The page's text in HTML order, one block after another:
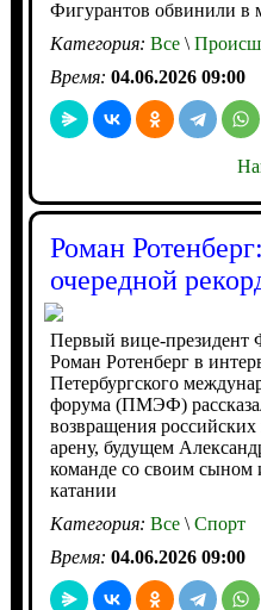
Фигурантов обвинили в
Категория: Все\
Время: 04.06.2026 09:00
Роман
очередной
Первый вице-президент
Роман Ротенберг в
Петербургского
форума (ПМЭФ)
возвращения
арену, будущем
команде со своим
катании
Категория: Все\Спорт
Время: 04.06.2026 09:00